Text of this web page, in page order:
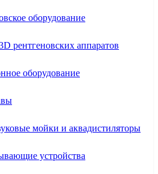
оборудование
рентгеновских аппаратов
оборудование
мойки и аквадистиляторы
устройства